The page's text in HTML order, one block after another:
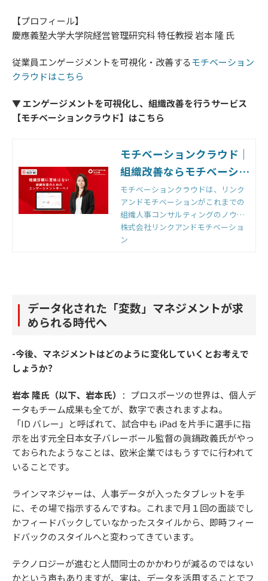
【プロフィール】
慶應義塾大学大学院経営管理研究科 特任教授 岩本 隆 氏
従業員エンゲージメントを可視化・改善するモチベーション
クラウドはこちら
▼ エンゲージメントを可視化し、組織改善を行うサービス
【モチベーションクラウド】はこちら
モチベーションクラウド｜
組織改善ならモチベーショ
ンクラウド
モチベーションクラウドは、リンク
アンドモチベーションがこれまでの
組織人事コンサルティングのノウハ
ウをもとに開発した国内初の組織改
善クラウドです。組織のモノサシ
株式会社リンクアンドモチベーショ
ン
データ化された「変数」マネジメントが求
められる時代へ
-今後、マネジメントはどのように変化していくとお考えで
しょうか？
岩本 隆氏（以下、岩本氏）
：プロスポーツの世界は、個人デ
ータもチーム成果も全てが、数字で表されますよね。
「ID バレー」と呼ばれて、試合中も iPad を片手に選手に指
示を出す元全日本女子バレーボール監督の眞鍋政義氏がやっ
ておられたようなことは、欧米企業ではもうすでに行われて
いることです。
ラインマネジャーは、人事データが入ったタブレットを手
に、その場で指示するんですね。これまで月１回の面談でし
かフィードバックしていなかったスタイルから、即時フィー
ドバックのスタイルへと変わってきています。
テクノロジーが進むと人間同士のかかわりが減るのではない
かという声もありますが、実は、データを活用することでフ